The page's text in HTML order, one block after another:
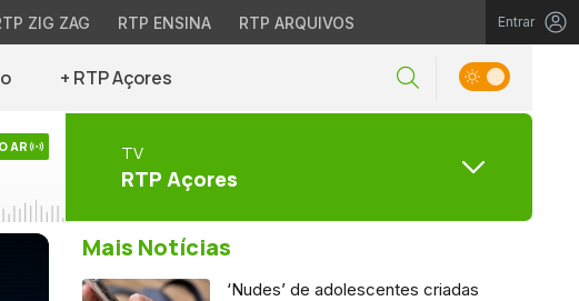
ZIG ZAG RTP ENSINA RTP ARQUIVOS Entrar
+ RTP Açores
AR TV
RTP Açores
Mais Notícias
‘Nudes’ de adolescentes criadas